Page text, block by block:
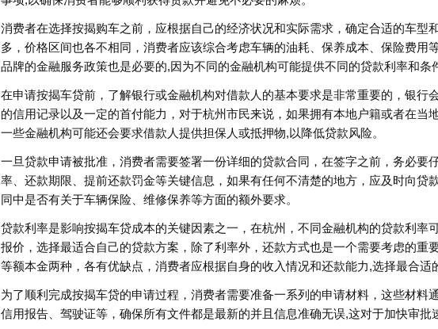
消费者在选择按揭购车之前，应根据自己的经济状况和实际需求，确定合适的车型
多，价格区间也各不相同，消费者应该综合考虑车辆的油耗、保养成本、保险费用
品牌的金融服务政策也是必要的,因为不同的金融机构可能提供不同的贷款利率和条
在申请按揭车贷前，了解银行或金融机构对借款人的基本要求是非常重要的，银行
的信用记录以及一定的首付能力，对于杭州市民来说，如果拥有本地户籍或者在当
一些金融机构可能还会要求借款人提供担保人或抵押物,以降低贷款风险。
一旦贷款申请被批准，消费者需要签署一份详细的贷款合同，在签字之前，务必要
率、还款期限、提前还款罚金等关键信息，如果有任何不清楚的地方，应及时向贷
同中是否有关于车辆保险、维修保养等方面的额外要求。
贷款利率是影响按揭车贷成本的关键因素之一，在杭州，不同金融机构的贷款利率
报价，选择最适合自己的贷款方案，除了利率外，还款方式也是一个需要考虑的重
等额本金两种，各有优缺点，消费者应根据自身的收入情况和还款能力,选择最合适
为了顺利完成按揭车贷的申请过程，消费者需要准备一系列的申请材料，这些材料
信用报告、驾驶证等，确保所有文件都是最新的并且信息准确无误,这对于加快审批